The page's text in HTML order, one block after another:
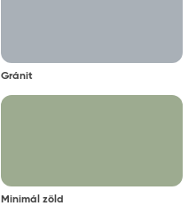
Gránit
Minimál zöld